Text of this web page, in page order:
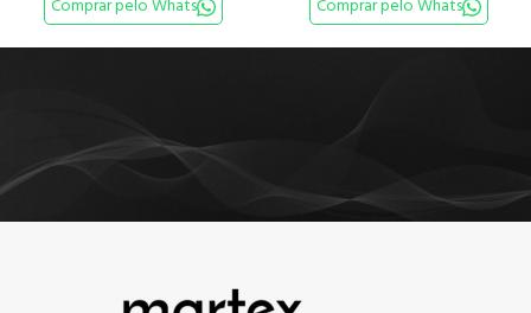
Comprar pelo Whats Comprar pelo Whats